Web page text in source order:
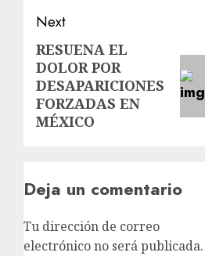
Next
RESUENA EL
DOLOR POR
DESAPARICIONES
FORZADAS EN
MÉXICO
Deja un comentario
Tu dirección de correo
electrónico no será publicada.